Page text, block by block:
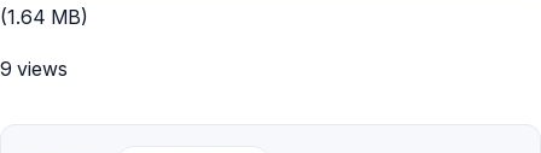
(1.64 MB)
9 views